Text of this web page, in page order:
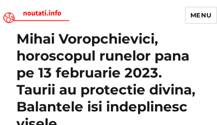
Noutati.Info
MENU
Mihai Voropchievici,
horoscopul runelor pana
pe 13 februarie 2023.
Taurii au protectie divina,
Balantele isi indeplinesc